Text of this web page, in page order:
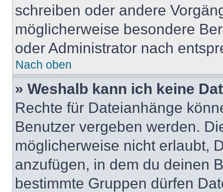
schreiben oder andere
möglicherweise besondere
oder Administrator nach
Nach oben
» Weshalb kann ich keine
Rechte für Dateianhänge
Benutzer vergeben werden.
möglicherweise nicht erlaubt,
anzufügen, in dem du deinen
bestimmte Gruppen dürfen